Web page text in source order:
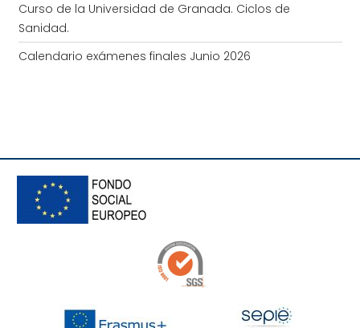
Curso de la Universidad de Granada. Ciclos de
Sanidad.
Calendario exámenes finales Junio 2026